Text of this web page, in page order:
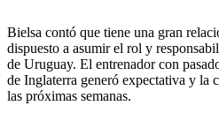
Bielsa contó que tiene una gran
dispuesto a asumir el rol y
de Uruguay. El entrenador con
de Inglaterra generó expectativa y la
las próximas semanas.